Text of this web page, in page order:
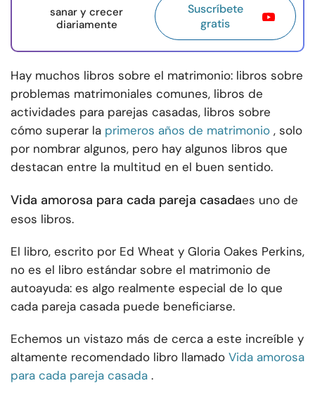
sanar y crecer
diariamente
Suscríbete
gratis
Hay muchos libros sobre el matrimonio: libros sobre
problemas matrimoniales comunes, libros de
actividades para parejas casadas, libros sobre
cómo superar la primeros años de matrimonio , solo
por nombrar algunos, pero hay algunos libros que
destacan entre la multitud en el buen sentido.
Vida amorosa para cada pareja casadaes uno de
esos libros.
El libro, escrito por Ed Wheat y Gloria Oakes Perkins,
no es el libro estándar sobre el matrimonio de
autoayuda: es algo realmente especial de lo que
cada pareja casada puede beneficiarse.
Echemos un vistazo más de cerca a este increíble y
altamente recomendado libro llamado Vida amorosa
para cada pareja casada .